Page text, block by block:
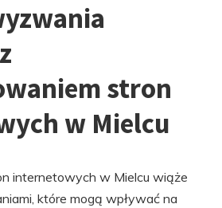
stron
w Mielcu
internetowych w Mielcu wiąże
które mogą wpływać na